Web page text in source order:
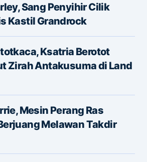
tidak akan dipublikasikan.
ditandai*
Sang Penyihir Cilik
Kastil Grandrock
Ksatria Berotot
Zirah Antakusuma di Land
Mesin Perang Ras
Melawan Takdir